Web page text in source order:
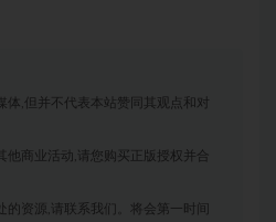
体,但并不代表本站赞同其观点和对
他商业活动,请您购买正版授权并合
的资源,请联系我们。将会第一时间